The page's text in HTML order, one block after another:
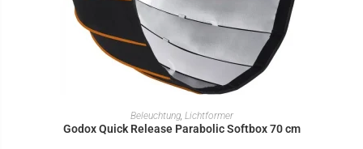
IN DEN WARENKORB
Beleuchtung, Lichtformer
Godox Quick Release Parabolic Softbox 70 cm